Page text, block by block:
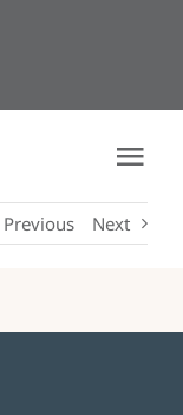
Previous Next